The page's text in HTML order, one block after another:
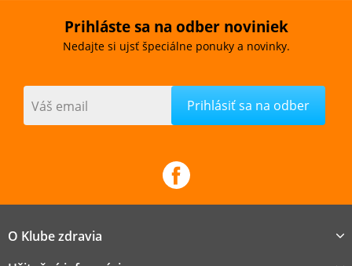
Prihláste sa na odber noviniek
Nedajte si ujsť špeciálne ponuky a novinky.
Váš email
O Klube zdravia